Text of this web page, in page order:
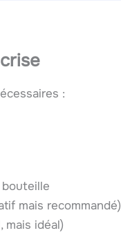
:
mais recommandé)
mais idéal)